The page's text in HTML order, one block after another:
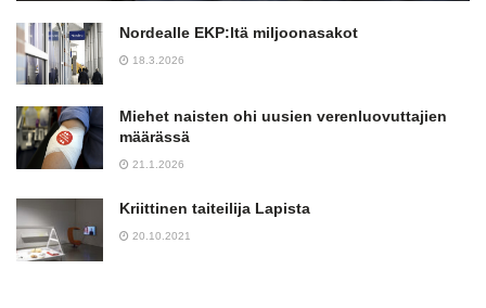
Nordealle EKP:ltä miljoonasakot
18.3.2026
Miehet naisten ohi uusien verenluovuttajien
määrässä
21.1.2026
Kriittinen taiteilija Lapista
20.10.2021